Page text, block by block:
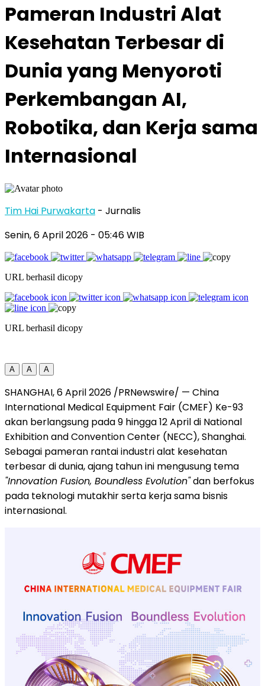
Pameran Industri Alat
Kesehatan Terbesar di
Dunia yang Menyoroti
Perkembangan AI,
Robotika, dan Kerja sama
Internasional
Tim Hai Purwakarta - Jurnalis
Senin, 6 April 2026 - 05:46 WIB
URL berhasil dicopy
URL berhasil dicopy
A A A
SHANGHAI, 6 April 2026 /PRNewswire/ — China
International Medical Equipment Fair (CMEF) Ke-93
akan berlangsung pada 9 hingga 12 April di National
Exhibition and Convention Center (NECC), Shanghai.
Sebagai pameran rantai industri alat kesehatan
terbesar di dunia, ajang tahun ini mengusung tema
"Innovation Fusion, Boundless Evolution"dan berfokus
pada teknologi mutakhir serta kerja sama bisnis
internasional.